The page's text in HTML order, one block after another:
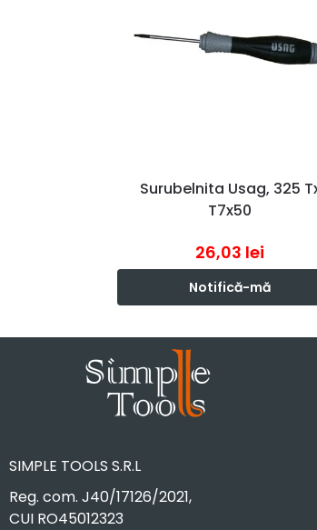
Surubelnita Usag, 325
T7x50
26,03 lei
Notifică-mă
SIMPLE TOOLS S.R.L
Reg. com. J40/17126/2021,
CUI RO45012323